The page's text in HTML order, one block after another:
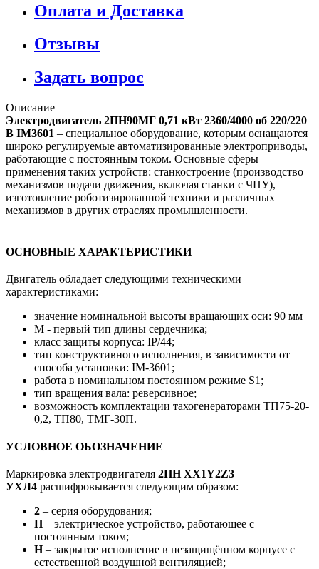
Оплата и Доставка
Отзывы
Задать вопрос
Описание
Электродвигатель 2ПН90МГ 0,71 кВт 2360/4000 об 220/220
В IM3601 – специальное оборудование, которым оснащаются
широко регулируемые автоматизированные электроприводы,
работающие с постоянным током. Основные сферы
применения таких устройств: станкостроение (производство
механизмов подачи движения, включая станки с ЧПУ),
изготовление роботизированной техники и различных
механизмов в других отраслях промышленности.
ОСНОВНЫЕ ХАРАКТЕРИСТИКИ
Двигатель обладает следующими техническими
характеристиками:
значение номинальной высоты вращающих оси: 90 мм
М - первый тип длины сердечника;
класс защиты корпуса: IP/44;
тип конструктивного исполнения, в зависимости от
способа установки: IM-3601;
работа в номинальном постоянном режиме S1;
тип вращения вала: реверсивное;
возможность комплектации тахогенераторами ТП75-20-
0,2, ТП80, ТМГ-30П.
УСЛОВНОЕ ОБОЗНАЧЕНИЕ
Маркировка электродвигателя 2ПН ХХ1Y2Z3
УХЛ4 расшифровывается следующим образом:
2 – серия оборудования;
П – электрическое устройство, работающее с
постоянным током;
Н– закрытое исполнение в незащищённом корпусе с
естественной воздушной вентиляцией;